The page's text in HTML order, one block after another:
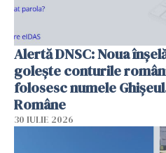
Alertă DNSC: Noua
golește conturile
folosesc numele
Române
30 IULIE 2026